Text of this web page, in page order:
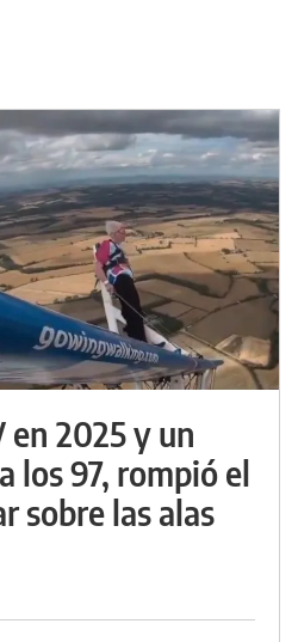
en 2025 y un
los 97, rompió el
sobre las alas